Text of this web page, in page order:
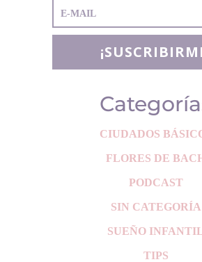
CIUDADOS
FLORES DE
PODCAST
SIN CATEGORÍA
SUEÑO
TIPS